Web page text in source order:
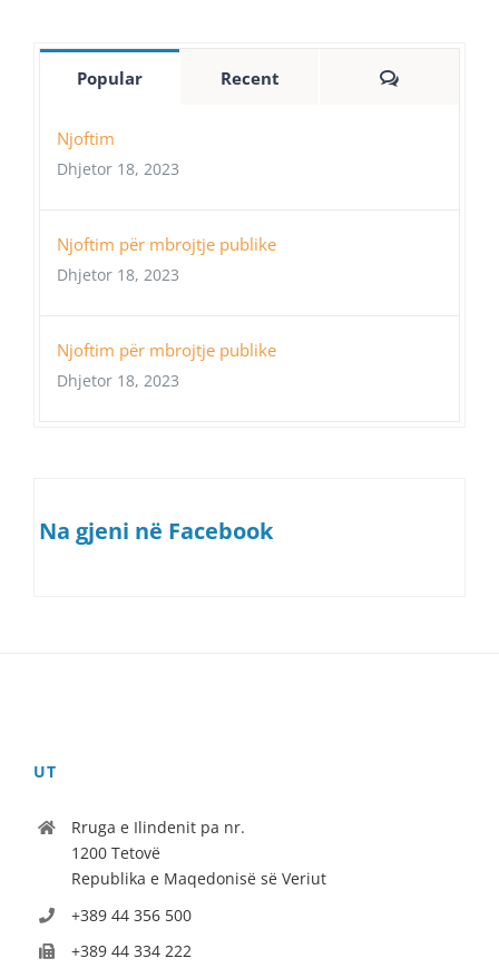
Popular Recent Comments
Njoftim
Dhjetor 18, 2023
Njoftim për mbrojtje publike
Dhjetor 18, 2023
Njoftim për mbrojtje publike
Dhjetor 18, 2023
Na gjeni në Facebook
UT
Rruga e Ilindenit pa nr.
1200 Tetovë
Republika e Maqedonisë së Veriut
+389 44 356 500
+389 44 334 222